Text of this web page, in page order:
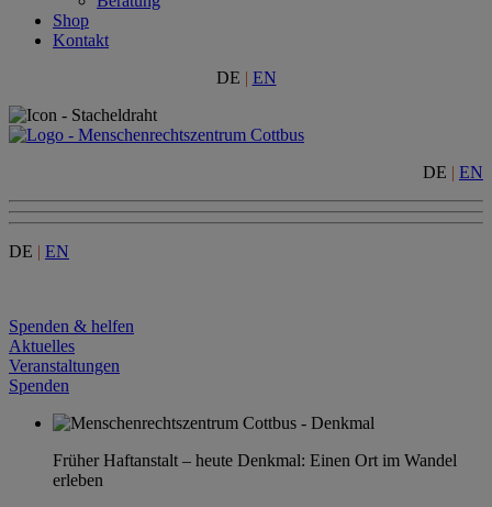
Shop
Kontakt
DE | EN
DE | EN
DE | EN
Spenden & helfen
Aktuelles
Veranstaltungen
Spenden
Früher Haftanstalt – heute Denkmal: Einen Ort im Wandel
erleben